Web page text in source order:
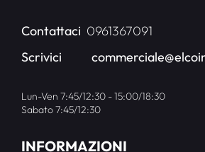
Contattaci 0961367091
Scrivici
Lun-Ven 7:45/12:30 - 15:00/18:30
Sabato 7:45/12:30
INFORMAZIONI